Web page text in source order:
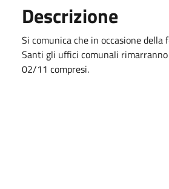
Descrizione
Si comunica che in occasione
Santi gli uffici comunali
02/11 compresi.